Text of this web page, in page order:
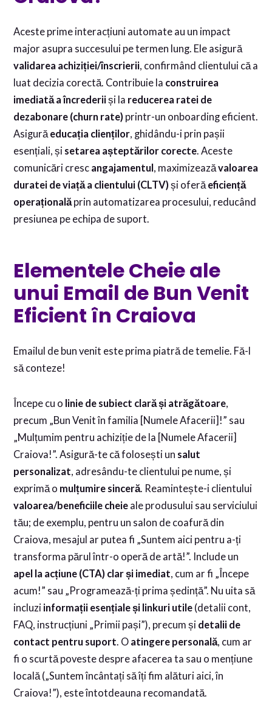
Aceste prime interacțiuni automate au un impact
major asupra succesului pe termen lung. Ele asigură
validarea achiziției/înscrierii, confirmând clientului că a
luat decizia corectă. Contribuie la construirea
imediată a încrederiiși la reducerea ratei de
dezabonare (churn rate) printr-un onboarding eficient.
Asigurăeducația clienților, ghidându-i prin pașii
esențiali, și setarea așteptărilor corecte. Aceste
comunicări cresc angajamentul , maximizeazăvaloarea
duratei de viață a clientului (CLTV) și oferăeficiență
operaționalăprin automatizarea procesului, reducând
presiunea pe echipa de suport.
Elementele Cheie ale
unui Email de Bun Venit
Eficient în Craiova
Emailul de bun venit este prima piatră de temelie. Fă-l
să conteze!
Începe cu o linie de subiect clară și atrăgătoare,
precum „Bun Venit în familia [Numele Afacerii]!” sau
„Mulțumim pentru achiziție de la [Numele Afacerii]
Craiova!”. Asigură-te că folosești un salut
personalizat, adresându-te clientului pe nume, și
exprimă o mulțumire sinceră. Reamintește-i clientului
valoarea/beneficiile cheie ale produsului sau serviciului
tău; de exemplu, pentru un salon de coafură din
Craiova, mesajul ar putea fi „Suntem aici pentru a-ți
transforma părul într-o operă de artă!”. Include un
apel la acțiune (CTA) clar și imediat, cum ar fi „Începe
acum!” sau „Programează-ți prima ședință”. Nu uita să
incluzi informații esențiale și linkuri utile (detalii cont,
FAQ, instrucțiuni „Primii pași”), precum și detalii de
contact pentru suport. O atingere personală, cum ar
fi o scurtă poveste despre afacerea ta sau o mențiune
locală („Suntem încântați să îți fim alături aici, în
Craiova!”), este întotdeauna recomandată.